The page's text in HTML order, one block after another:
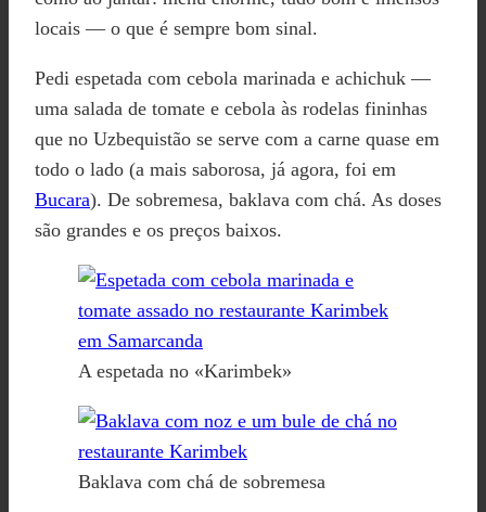
locais — o que é sempre bom sinal.
Pedi espetada com cebola marinada e achichuk —
uma salada de tomate e cebola às rodelas fininhas
que no Uzbequistão se serve com a carne quase em
todo o lado (a mais saborosa, já agora, foi em
Bucara). De sobremesa, baklava com chá. As doses
são grandes e os preços baixos.
A espetada no «Karimbek»
Baklava com chá de sobremesa